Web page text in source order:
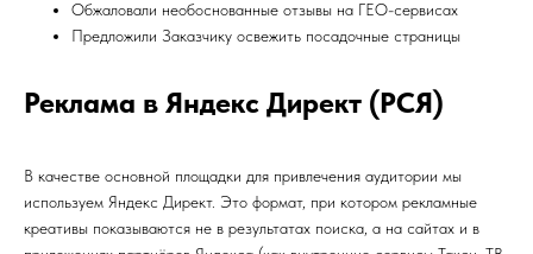
Обжаловали необоснованные отзывы на ГЕО-сервисах
Предложили Заказчику освежить посадочные страницы
Реклама в Яндекс Директ (РСЯ)
В качестве основной площадки для привлечения аудитории мы
используем Яндекс Директ. Это формат, при котором рекламные
креативы показываются не в результатах поиска, а на сайтах и в